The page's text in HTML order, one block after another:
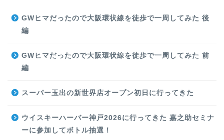
GWヒマだったので大阪環状線を徒歩で一周してみた 後
編
GWヒマだったので大阪環状線を徒歩で一周してみた 前
編
スーパー玉出の新世界店オープン初日に行ってきた
ウイスキーハーバー神戸2026に行ってきた 嘉之助セミナ
ーに参加してボトル抽選！